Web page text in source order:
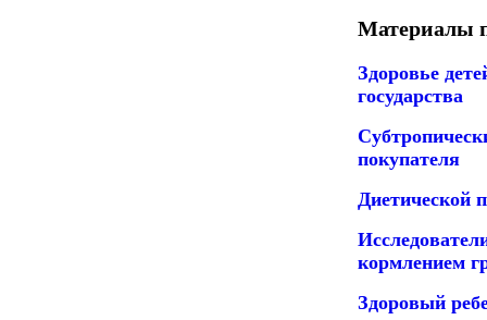
Материалы
Здоровье
государства
покупателя
Диетической
кормлением
Здоровый